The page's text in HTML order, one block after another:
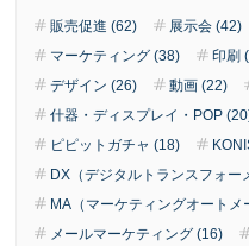
販売促進 (62) 展示会 (42)
マーケティング (38)
印刷
デザイン (26)
動画 (22)
什器・ディスプレイ・POP
ピピットガチャ (18)
DX（デジタルトランスフォー
MA（マーケティングオートメ
メールマーケティング (16)